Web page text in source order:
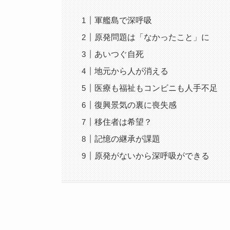
軍艦島で深呼吸
原発問題は「なかったこと」に
あいつぐ自死
地元から人が消える
医療も福祉もコンビニも人手不足
復興景気の裏に喪失感
移住者は希望？
記憶の継承が課題
原発がないから深呼吸ができる